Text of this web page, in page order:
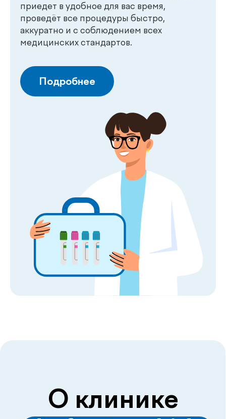
Все медицинские услуги
de factum kids – это новое направление
клиники de factum, созданное
специально для комплексной заботы о
благополучии детей. Нашими главными
целями являются здоровое детство
ребенка и комфорт родителей
Медицинская клиника de factum уже
более 10 лет оказывает качественную
медицинскую помощь в городе Ташкент.
За это время нам доверились более 280
тысяч пациентов
Сервис без компромиссов
Диагностика и консультации врачей
без лишних визитов и ожиданий